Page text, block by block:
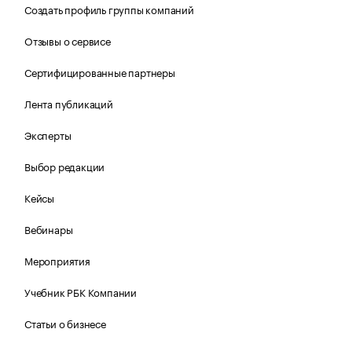
Создать профиль группы компаний
Отзывы о сервисе
Сертифицированные партнеры
Лента публикаций
Эксперты
Выбор редакции
Кейсы
Вебинары
Мероприятия
Учебник РБК Компании
Статьи о бизнесе